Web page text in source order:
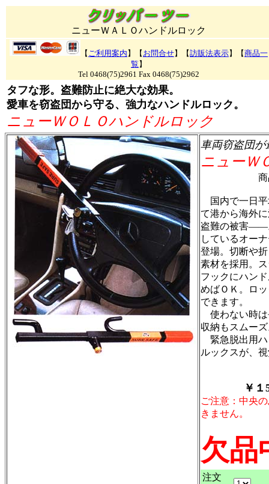
ニューＷＡＬＯハンドルロック
【 ご利用案内 】【 お問合せ】【訪販法表示】【商品一
覧 】
Tel 0468(75)2961 Fax 0468(75)2962
タフな形。盗難防止に絶大な効果。
愛車を窃盗団から守る、強力なハンドルロック。
ニューＷＯＬＯハンドルロック
車両窃盗団が
ニューＷ
商品
国内で一日平
て港から海外
盗難の被害――
しているオー
登場。切断や
素材を採用。
フックにハン
めばＯＫ。ロ
できます。
使わない時は
収納もスムー
緊急脱出用ハ
ルックスが、
￥１
ご注意：中央
きません。
欠品
注文